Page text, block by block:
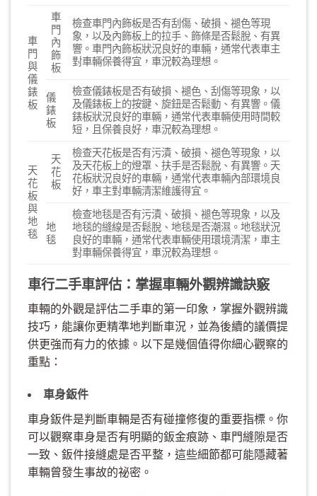
車
門
與
儀
錶
板
車
門
內
飾
板
檢查車門內飾板是否有刮傷、破損、褪色等現
象，以及內飾板上的拉手、飾條是否鬆脫、有異
響。車門內飾板狀況良好的車輛，通常代表車主
對車輛保養得宜，車況較為理想。
儀
錶
板
檢查儀錶板是否有破損、褪色、刮傷等現象，以
及儀錶板上的按鍵、旋鈕是否鬆動、有異響。儀
錶板狀況良好的車輛，通常代表車輛使用時間較
短，且保養良好，車況較為理想。
天
花
板
與
地
毯
天
花
板
檢查天花板是否有污漬、破損、褪色等現象，以
及天花板上的燈罩、扶手是否鬆脫、有異響。天
花板狀況良好的車輛，通常代表車輛內部環境良
好，車主對車輛清潔維護得宜。
地
毯
檢查地毯是否有污漬、破損、褪色等現象，以及
地毯的縫線是否鬆脫、地毯是否潮濕。地毯狀況
良好的車輛，通常代表車輛使用環境清潔，車主
對車輛保養得宜，車況較為理想。
車行二手車評估：掌握車輛外觀辨識訣竅
車輛的外觀是評估二手車的第一印象，掌握外觀辨識
技巧，能讓你更精準地判斷車況，並為後續的議價提
供更強而有力的依據。以下是幾個值得你細心觀察的
重點：
車身鈑件
車身鈑件是判斷車輛是否有碰撞修復的重要指標。你
可以觀察車身是否有明顯的鈑金痕跡、車門縫隙是否
一致、鈑件接縫處是否平整，這些細節都可能隱藏著
車輛曾發生事故的祕密。